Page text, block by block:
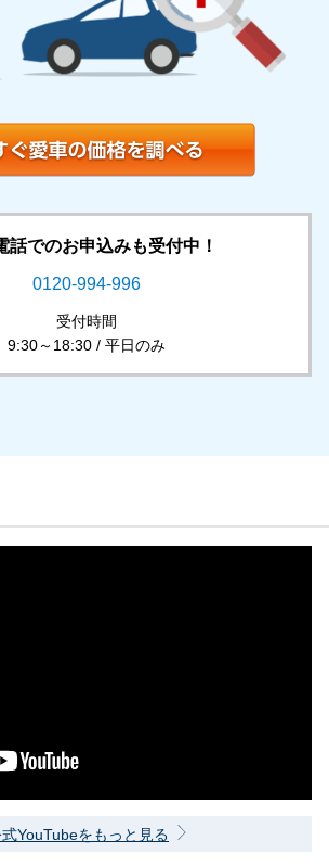
話でのお申込みも受付中！
0120-994-996
受付時間
9:30～18:30 / 平日のみ
YouTubeをもっと見る